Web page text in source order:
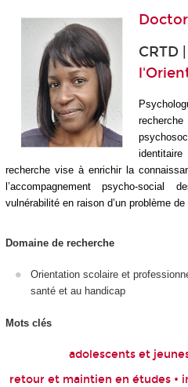
CRTD |
recherche vise à enrichir la
l’accompagnement psycho-
vulnérabilité en raison d’un problème de
Domaine de recherche
Orientation scolaire et
santé et au handicap
Mots clés
adolescents et
retour et maintien en études •